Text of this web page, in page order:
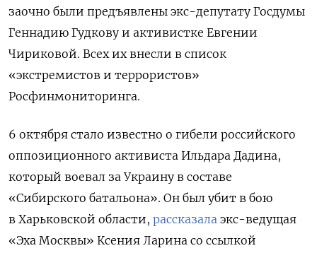
заочно были предъявлены экс-депутату Госдумы
Геннадию Гудкову и активистке Евгении
Чириковой. Всех их внесли в список
«экстремистов и террористов»
Росфинмониторинга.
6 октября стало известно о гибели российского
оппозиционного активиста Ильдара Дадина,
который воевал за Украину в составе
«Сибирского батальона». Он был убит в бою
в Харьковской области, рассказала экс-ведущая
«Эха Москвы» Ксения Ларина со ссылкой